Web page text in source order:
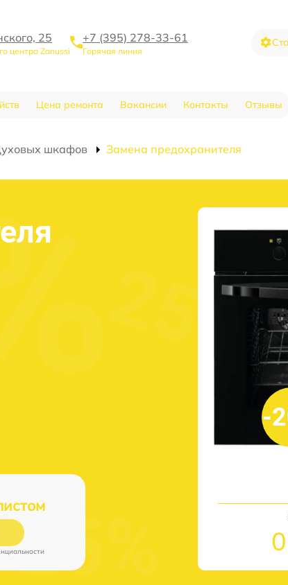
25
центра Zanussi
+7 (395) 278-33-61
Горячая линия
Цена ремонта Вакансии Контакты Отзывы
шкафов Замена предохранителя
-